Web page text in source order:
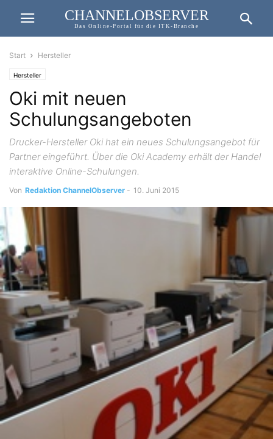
CHANNELOBSERVER
Das Online-Portal für die ITK-Branche
Start Hersteller
Hersteller
Oki mit neuen
Schulungsangeboten
Drucker-Hersteller Oki hat ein neues Schulungsangebot für
Partner eingeführt. Über die Oki Academy erhält der Handel
interaktive Online-Schulungen.
Von Redaktion ChannelObserver - 10. Juni 2015